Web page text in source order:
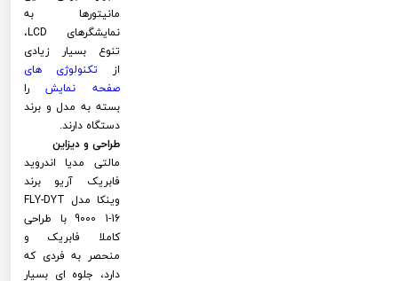
مانیتورها به
نمایشگرهای LCD،
تنوع بسیار زیادی
از تکنولوژی های
صفحه نمایشرا
بسته به مدل و برند
دستگاه دارند.
طراحی و دیزاین
مالتی مدیا اندروید
فابریک آریو برند
وینکا مدل FLY-DYT
9000 1-16 با طراحی
کاملا فابریک و
منحصر به فردی که
دارد، جلوه ای بسیار